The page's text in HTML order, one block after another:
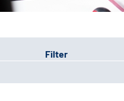
Filter